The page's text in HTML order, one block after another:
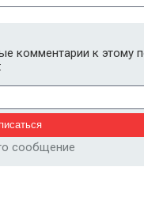
комментарии к этому
сообщение